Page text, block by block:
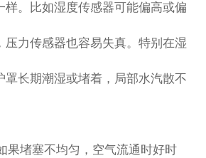
样。比如湿度传感器可能偏高或偏
压力传感器也容易失真。特别在湿
罩长期潮湿或堵着，局部水汽散不
果堵塞不均匀，空气流通时好时